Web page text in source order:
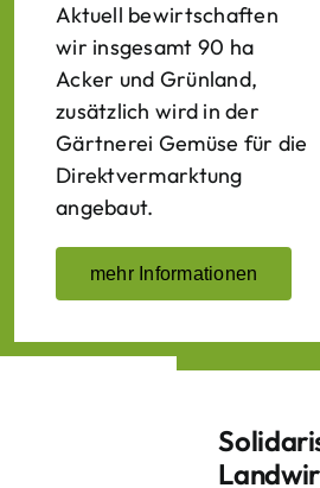
Aktuell bewirtschaften
wir insgesamt 90 ha
Acker und Grünland,
zusätzlich wird in der
Gärtnerei Gemüse für die
Direktvermarktung
angebaut.
mehr Informationen